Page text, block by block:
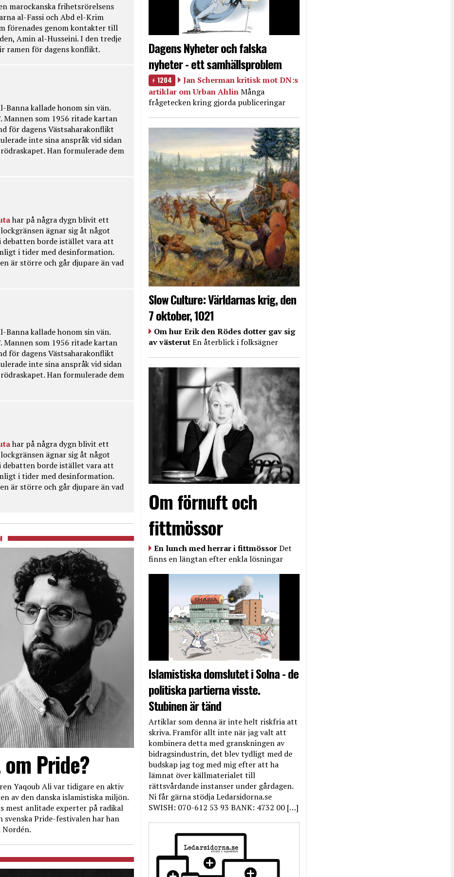
marockanska frihetsrörelsens
al-Fassi och Abd el-Krim
förenades genom kontakter till
Amin al-Husseini. I den tredje
ramen för dagens konflikt.
Banna kallade honom sin vän.
Mannen som 1956 ritade kartan
för dagens Västsaharakonflikt
inte sina anspråk vid sidan
Han formulerade dem
har på några dygn blivit ett
ägnar sig åt något
debatten borde istället vara att
i tider med desinformation.
är större och går djupare än vad
Banna kallade honom sin vän.
Mannen som 1956 ritade kartan
för dagens Västsaharakonflikt
inte sina anspråk vid sidan
Han formulerade dem
har på några dygn blivit ett
ägnar sig åt något
debatten borde istället vara att
i tider med desinformation.
är större och går djupare än vad
Pride?
Yaqoub Ali var tidigare en aktiv
av den danska islamistiska miljön.
mest anlitade experter på radikal
Pride-festivalen har han
Dagens Nyheter och falska
nyheter - ett samhällsproblem
1204
Jan Scherman kritisk mot DN:s
artiklar om Urban AhlinMånga
frågetecken kring gjorda publiceringar
Slow Culture: Världarnas krig, den
7 oktober, 1021
Om hur Erik den Rödes dotter gav sig
av västerutEn återblick i folksägner
Om förnuft och
fittmössor
En lunch med herrar i fittmössorDet
finns en längtan efter enkla lösningar
Islamistiska domslutet i Solna - de
politiska partierna visste.
Stubinen är tänd
Artiklar som denna är inte helt riskfria att
skriva. Framför allt inte när jag valt att
kombinera detta med granskningen av
bidragsindustrin, det blev tydligt med de
budskap jag tog med mig efter att ha
lämnat över källmaterialet till
rättsvårdande instanser under gårdagen.
Ni får gärna stödja Ledarsidorna.se
SWISH: 070-612 53 93 BANK: 4732 00 […]